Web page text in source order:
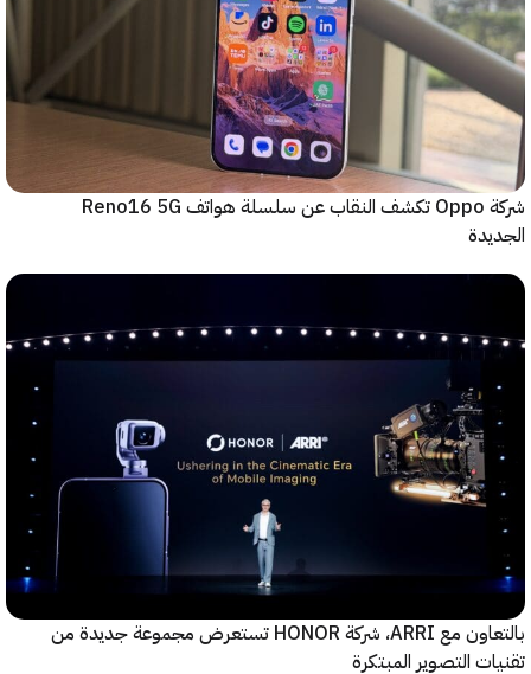
شركة Oppo تكشف النقاب عن سلسلة هواتف Reno16 5G
بالتعاون مع ARRI، شركة HONOR تستعرض مجموعة جديدة من
التصوير المبتكرة